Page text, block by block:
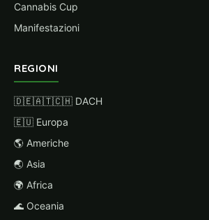
Cannabis Cup
Manifestazioni
REGIONI
🇩🇪🇦🇹🇨🇭 DACH
🇪🇺 Europa
🌎 Americhe
🌏 Asia
🌍 Africa
🌊 Oceania